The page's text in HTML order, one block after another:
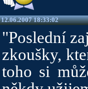
12.06.2007 18:33:02
"Poslední
zkoušky,
toho si